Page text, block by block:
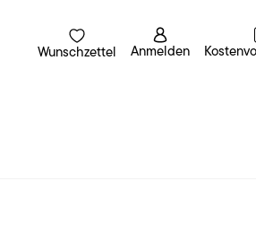
Wunschzettel Anmelden